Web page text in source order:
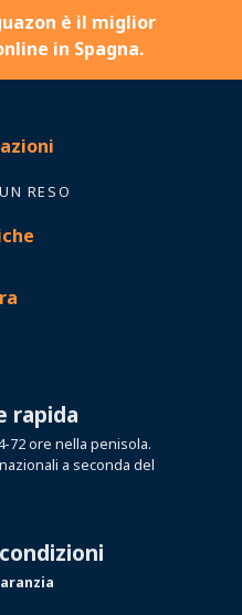
è il miglior
in Spagna.
RESO
rapida
72 ore nella penisola.
a seconda del